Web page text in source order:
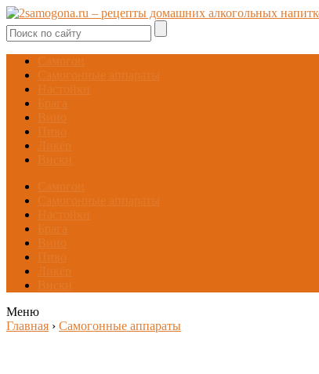
Самогон
Самогонные аппараты
Настойки
Брага
Вино
Пиво
Ликёр
Виски
Самогон
Самогонные аппараты
Настойки
Брага
Вино
Пиво
Ликёр
Виски
Меню
Главная › Самогонные аппараты